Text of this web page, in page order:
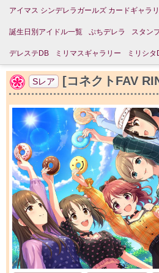
アイマス シンデレラガールズ カードギャラ
誕生日別アイドル一覧 ぷちデレラ スタン
デレステDB ミリマスギャラリー ミリシタ
Sレア [コネクトFAV